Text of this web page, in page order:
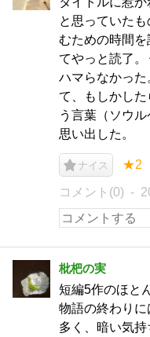
と思っていた
むための時間
てやっと読了
ハマらなかった
て、もしかし
う言葉（ソウ
思い出した。
ナイス ★2
コメント(0)
枇杷の実
短編5作のほと
物語の終わり
多く、暗い気